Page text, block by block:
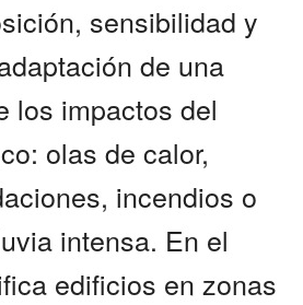
sensibilidad y
de una
los impactos del
olas de calor,
incendios o
intensa. En el
edificios en zonas